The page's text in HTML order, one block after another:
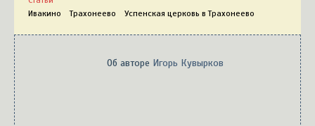
Ивакино
Трахонеево Успенская церковь в Трахонеево
Об авторе Игорь Кувырков